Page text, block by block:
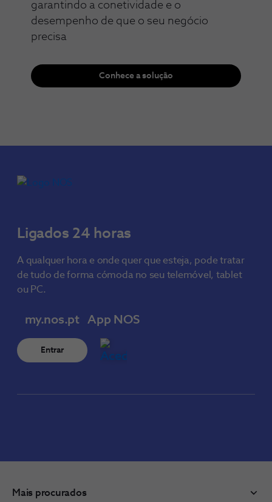
garantindo a conetividade e o
desempenho de que o seu negócio
precisa​​
Conhece a solução
Ligados 24 horas
A qualquer hora e onde quer que esteja, pode tratar
de tudo de forma cómoda no seu telemóvel, tablet
ou PC.
my.nos.pt
Entrar
App NOS
Mais procurados